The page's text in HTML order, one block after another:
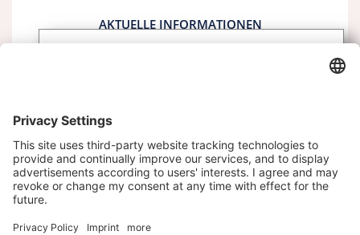
AKTUELLE INFORMATIONEN
Kontakt
Impressum
Datenschutz
Datenschutzeinstellungen
Melden Sie sich heute kostenlos an und werden
Sie als erster über neue Updates informiert.